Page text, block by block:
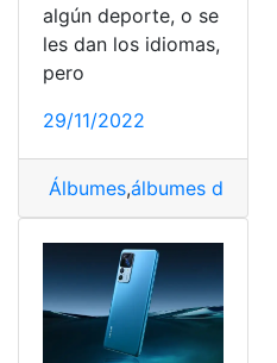
algún deporte, o se
les dan los idiomas,
pero
29/11/2022
Álbumes,álbumes de fotos